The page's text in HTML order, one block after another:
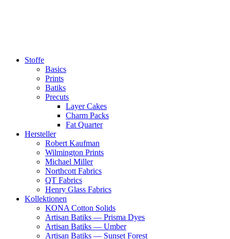
Stoffe
Basics
Prints
Batiks
Precuts
Layer Cakes
Charm Packs
Fat Quarter
Hersteller
Robert Kaufman
Wilmington Prints
Michael Miller
Northcott Fabrics
QT Fabrics
Henry Glass Fabrics
Kollektionen
KONA Cotton Solids
Artisan Batiks — Prisma Dyes
Artisan Batiks — Umber
Artisan Batiks — Sunset Forest